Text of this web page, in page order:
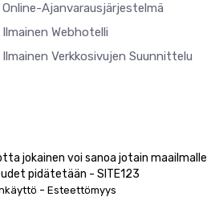
Online-Ajanvarausjärjestelmä
Ilmainen Webhotelli
Ilmainen Verkkosivujen Suunnittelu
jokainen voi sanoa jotain maailmalle
pidätetään - SITE123
- Esteettömyys